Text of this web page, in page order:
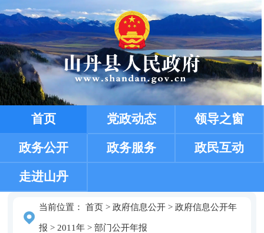
首页 党政动态 领导之窗
政务公开 政务服务 政民互动
走进山丹
当前位置： 首页> 政府信息公开> 政府信息公开年
报 > 2011年> 部门公开年报